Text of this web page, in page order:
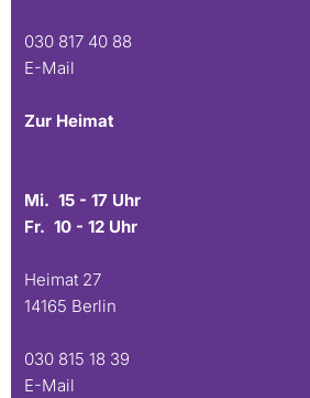
030 817 40 88
E-Mail
Zur Heimat
Mi. 15 - 17 Uhr
Fr. 10 - 12 Uhr
Heimat 27
14165 Berlin
030 815 18 39
E-Mail